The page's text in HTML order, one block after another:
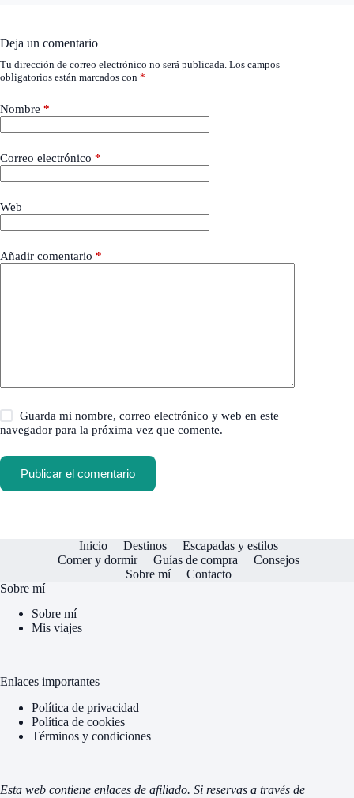
Deja un comentario
Tu dirección de correo electrónico no será publicada. Los campos
obligatorios están marcados con *
Nombre *
Correo electrónico *
Web
Añadir comentario *
Guarda mi nombre, correo electrónico y web en este
navegador para la próxima vez que comente.
Publicar el comentario
Inicio Destinos
Escapadas y estilos
Comer y dormir
Guías de compra
Consejos
Sobre mí
Contacto
Sobre mí
Sobre mí
Mis viajes
Enlaces importantes
Política de privacidad
Política de cookies
Términos y condiciones
Esta web contiene enlaces de afiliado. Si reservas a través de